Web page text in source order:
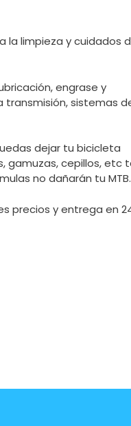
la limpieza y cuidados
engrase y
sistemas
dejar tu bicicleta
gamuzas, cepillos, etc
no dañarán tu MTB.
precios y entrega en